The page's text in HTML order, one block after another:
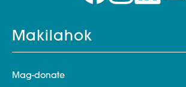
Makilahok
Mag-donate